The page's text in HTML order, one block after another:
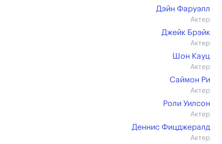
Дэйн Фаруэлл
Актер
Джейк Брэйк
Актер
Шон Кауц
Актер
Саймон Ри
Актер
Роли Уилсон
Актер
Деннис Фицджералд
Актер